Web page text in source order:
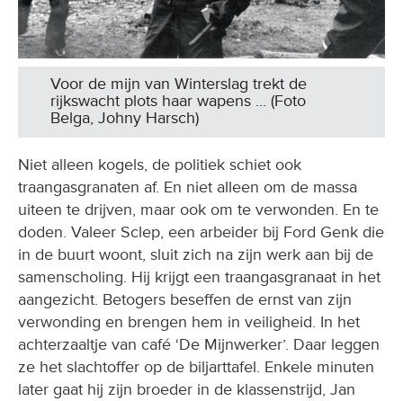
Voor de mijn van Winterslag trekt de
rijkswacht plots haar wapens ... (Foto
Belga, Johny Harsch)
Niet alleen kogels, de politiek schiet ook
traangasgranaten af. En niet alleen om de massa
uiteen te drijven, maar ook om te verwonden. En te
doden. Valeer Sclep, een arbeider bij Ford Genk die
in de buurt woont, sluit zich na zijn werk aan bij de
samenscholing. Hij krijgt een traangasgranaat in het
aangezicht. Betogers beseffen de ernst van zijn
verwonding en brengen hem in veiligheid. In het
achterzaaltje van café ‘De Mijnwerker’. Daar leggen
ze het slachtoffer op de biljarttafel. Enkele minuten
later gaat hij zijn broeder in de klassenstrijd, Jan